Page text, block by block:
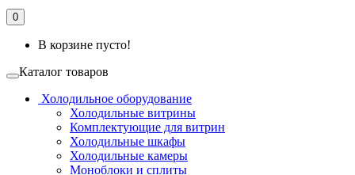
0
В корзине пусто!
Каталог товаров
Холодильное оборудование
Холодильные витрины
Комплектующие для витрин
Холодильные шкафы
Холодильные камеры
Моноблоки и сплиты